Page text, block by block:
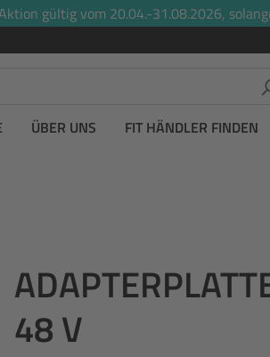
gültig vom 20.04.-31.08.2026,
ÜBER UNS FIT HÄNDLER FINDEN
48 V